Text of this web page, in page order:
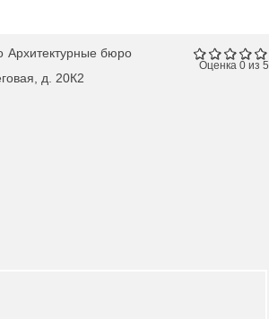
Оценка 0 из 5
Архитектурные бюро
д. 20К2